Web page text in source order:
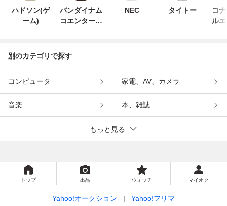
ハドソン(ゲ
ーム)
バンダイナム
コエンターテ
NEC タイトー
コ
ル
別のカテゴリで探す
コンピュータ 家電、AV、カメラ
音楽 本、雑誌
もっと見る
トップ 出品 ウォッチ マイオク
Yahoo!オークション Yahoo!フリマ